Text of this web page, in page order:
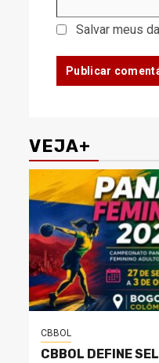
Salvar meus
VEJA+
CBBOL
CBBOL DEFINE